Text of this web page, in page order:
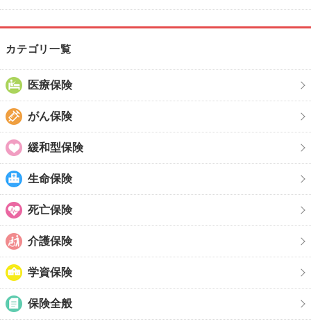
カテゴリ一覧
医療保険
がん保険
緩和型保険
生命保険
死亡保険
介護保険
学資保険
保険全般